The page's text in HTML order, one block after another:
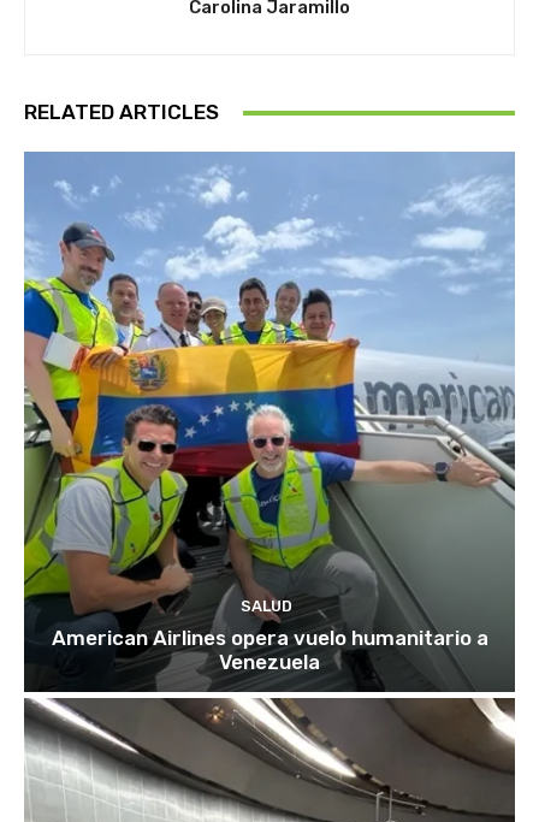
Carolina Jaramillo
RELATED ARTICLES
SALUD
American Airlines opera vuelo humanitario a
Venezuela